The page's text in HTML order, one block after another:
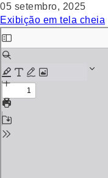
05 setembro, 2025
Exibição em tela cheia
Skip
to
PDF
content